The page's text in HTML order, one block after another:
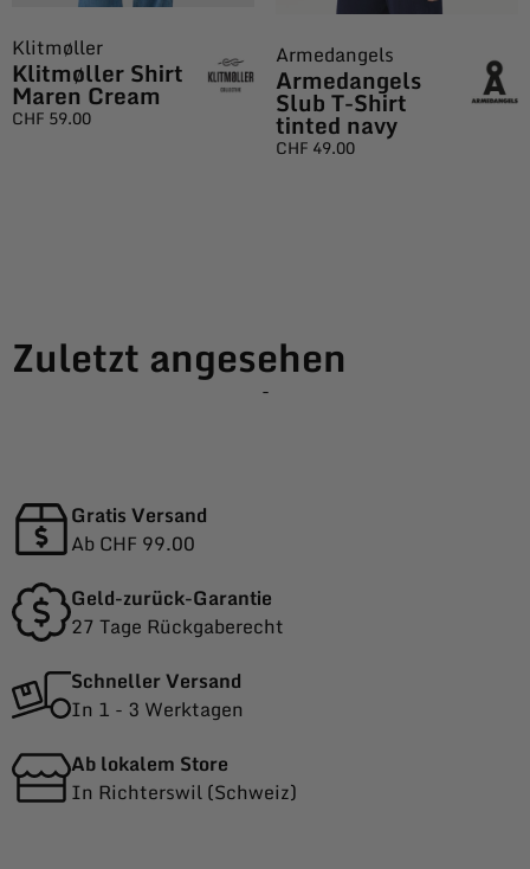
Klitmøller
Klitmøller Shirt
Maren Cream
CHF 59.00
Armedangels
Armedangels
Slub T-Shirt
tinted navy
CHF 49.00
Zuletzt angesehen
-
Gratis Versand
Ab CHF 99.00
Geld-zurück-Garantie
27 Tage Rückgaberecht
Schneller Versand
In 1 - 3 Werktagen
Ab lokalem Store
In Richterswil (Schweiz)